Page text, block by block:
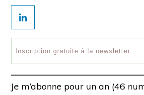
Je m’abonne pour un an (46